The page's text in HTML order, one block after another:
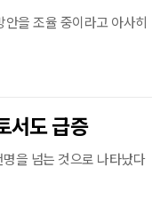
을 조율 중이라고 아사히
서도 급증
을 넘는 것으로 나타났다